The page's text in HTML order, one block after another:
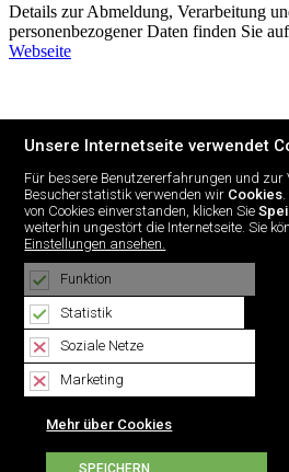
Details zur Abmeldung, Verarbeitung
personenbezogener Daten finden Sie
Webseite
Über uns
Kontakt
Lösungen
Produkte
Karriere
Nachrichten
NÖ-Glasfasernetz
Dokumente
© 2026 Optisis Sitemap
Unsere Internetseite verwendet
Für bessere Benutzererfahrungen und
Besucherstatistik verwenden wir Cookies
von Cookies einverstanden, klicken Sie
weiterhin ungestört die Internetseite. Sie
Einstellungen ansehen.
Funktion
Statistik
Soziale Netze
Marketing
Mehr über Cookies
SPEICHERN